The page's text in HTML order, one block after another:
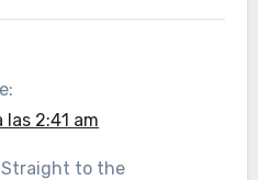
2:41 am
to the